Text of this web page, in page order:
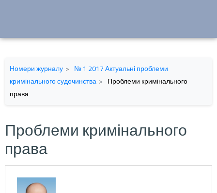
Номери журналу
№ 1 2017 Актуальні проблеми
кримінального судочинства
Проблеми кримінального
права
Проблеми кримінального
права